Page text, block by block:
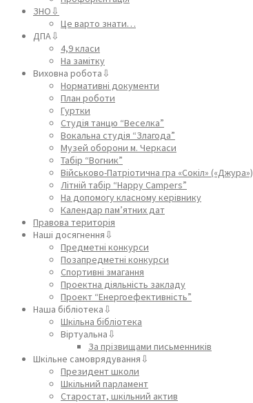
ЗНО⇩
Це варто знати…
ДПА⇩
4,9 класи
На замітку
Виховна робота⇩
Нормативні документи
План роботи
Гуртки
Студія танцю “Веселка”
Вокальна студія “Злагода”
Музей оборони м. Черкаси
Табір “Вогник”
Військово-Патріотична гра «Сокіл» («Джура»)
Літній табір “Happy Campers”
На допомогу класному керівнику
Календар пам’ятних дат
Правова територія
Наші досягнення⇩
Предметні конкурси
Позапредметні конкурси
Спортивні змагання
Проектна діяльність закладу
Проект “Енергоефективність”
Наша бібліотека⇩
Шкільна бібліотека
Віртуальна⇩
За прізвищами письменників
Шкільне самоврядування⇩
Президент школи
Шкільний парламент
Старостат, шкільний актив